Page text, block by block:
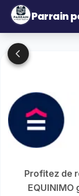
Parrain
Profitez de
EQUINIMO